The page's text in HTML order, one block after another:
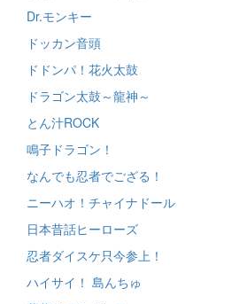
Dr.モンキー
ドッカン音頭
ドドンパ！花火太鼓
ドラゴン太鼓～龍神～
とん汁ROCK
鳴子ドラゴン！
なんでも忍者でござる！
ニーハオ！チャイナドール
日本昔話ヒーローズ
忍者ダイスケ只今参上！
ハイサイ！ 島んちゅ